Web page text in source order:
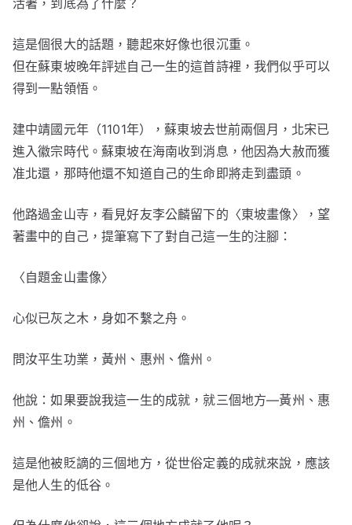
活著，到底為了什麼？
這是個很大的話題，聽起來好像也很沉重。
但在蘇東坡晚年評述自己一生的這首詩裡，我們似乎可以
得到一點領悟。
建中靖國元年（1101年），蘇東坡去世前兩個月，北宋已
進入徽宗時代。蘇東坡在海南收到消息，他因為大赦而獲
准北還，那時他還不知道自己的生命即將走到盡頭。
他路過金山寺，看見好友李公麟留下的〈東坡畫像〉，望
著畫中的自己，提筆寫下了對自己這一生的注腳：
〈自題金山畫像〉
心似已灰之木，身如不繫之舟。
問汝平生功業，黃州、惠州、儋州。
他說：如果要說我這一生的成就，就三個地方—黃州、惠
州、儋州。
這是他被貶謫的三個地方，從世俗定義的成就來說，應該
是他人生的低谷。